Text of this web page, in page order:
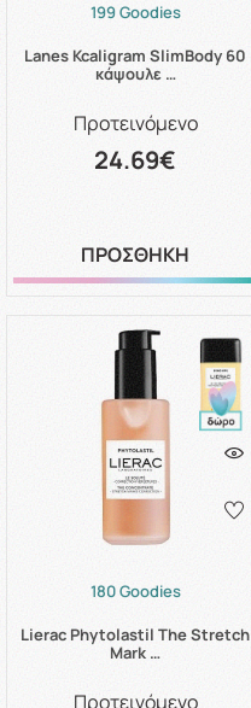
199 Goodies
Lanes Kcaligram SlimBody 60
κάψουλε …
Προτεινόμενο
24.69€
ΠΡΟΣΘΗΚΗ
180 Goodies
Lierac Phytolastil The Stretch
Mark …
Προτεινόμενο